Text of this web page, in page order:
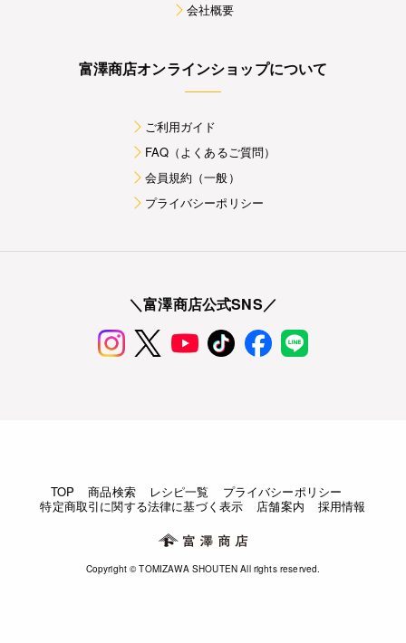
会社概要
富澤商店オンラインショップについて
ご利用ガイド
FAQ（よくあるご質問）
会員規約（一般）
プライバシーポリシー
＼富澤商店公式SNS／
TOP 商品検索 レシピ一覧
プライバシーポリシー
特定商取引に関する法律に基づく表示
店舗案内 採用情報
Copyright © TOMIZAWA SHOUTEN All rights reserved.